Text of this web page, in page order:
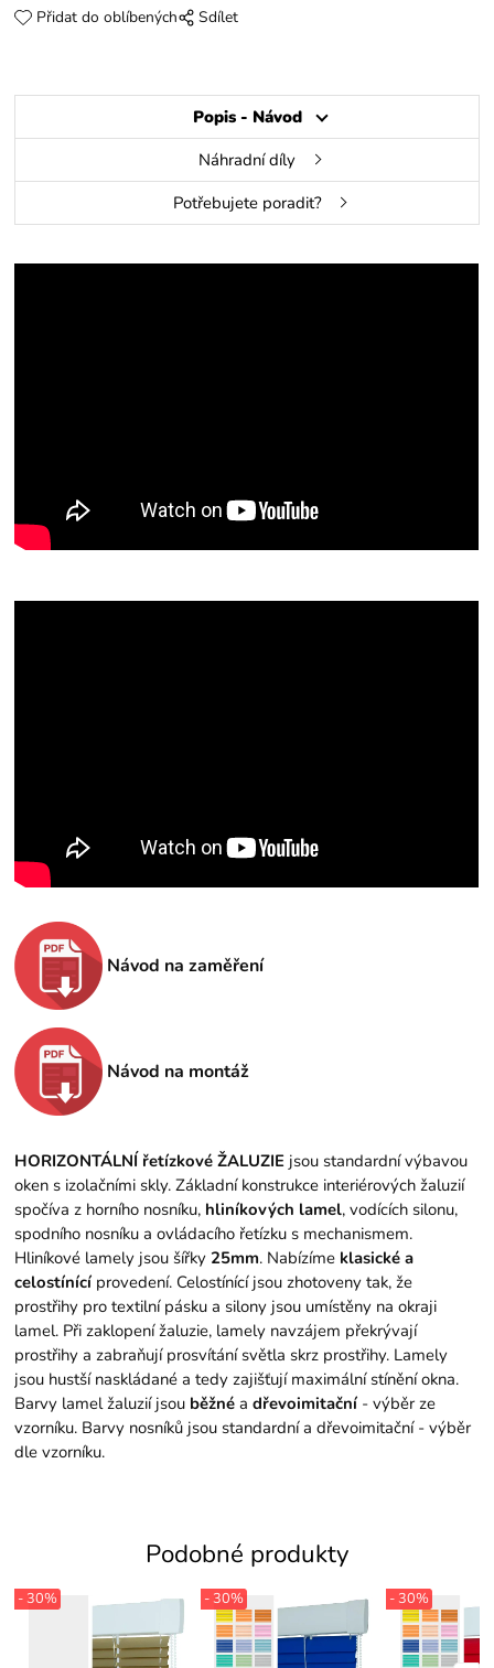
Přidat do oblíbených Sdílet
Popis - Návod
Náhradní díly
Potřebujete poradit?
Návod na zaměření
Návod na montáž
HORIZONTÁLNÍ řetízkové ŽALUZIE jsou standardní výbavou
oken s izolačními skly.Základní konstrukce interiérových žaluzií
spočíva z horního nosníku, hliníkových lamel, vodících silonu,
spodního nosníku a ovládacího řetízku s mechanismem.
Hliníkové lamely jsou šířky 25mm. Nabízíme klasické a
celostínící provedení. Celostínící jsou zhotoveny tak, že
prostřihy pro textilní pásku a silony jsou umístěny na okraji
lamel. Při zaklopení žaluzie, lamely navzájem překrývají
prostřihy a zabraňují prosvítání světla skrz prostřihy. Lamely
jsou hustší naskládané a tedy zajišťují maximální stínění okna.
Barvy lamel žaluzií jsou běžné adřevoimitační - výběr ze
vzorníku. Barvy nosníků jsou standardní a dřevoimitační - výběr
dle vzorníku.
Podobné produkty
- 30% - 30% - 30%